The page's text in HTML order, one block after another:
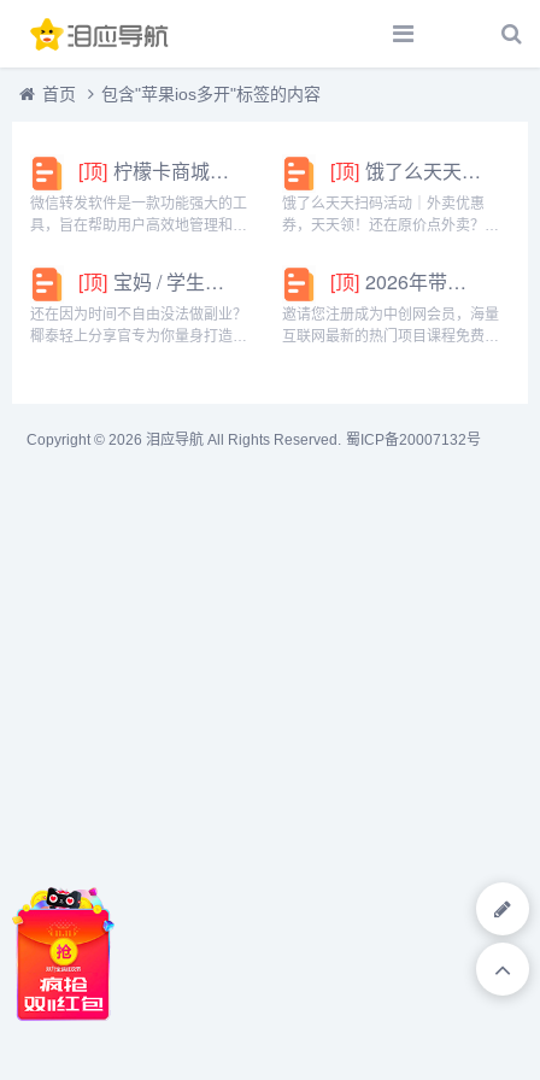
首页 包含"苹果ios多开"标签的内容
[顶] 柠檬卡商城24h自动发卡平台虚拟商品激活码自助购买商城
微信转发软件是一款功能强大的工
具，旨在帮助用户高效地管理和操
能，包括一键转发、朋友圈转发和
微信抢红包等。一键转发软件使得
用户可以轻松地将消息、图片或其
他内容快速转发给多个...
[顶] 饿了么天天扫码活动｜外卖优惠券，天天领！
饿了么天天扫码活动｜外卖优惠
券，天天领！还在原价点外卖？你
码活动」，用微信扫一扫，就能领
外卖专属优惠券，先领券再下单，
省钱更划算！优惠覆盖全场景早餐
汉堡、午餐快餐、晚餐炸...
[顶] 宝妈 / 学生党看过来！椰泰轻上分享官，时间自由，在家也能赚
还在因为时间不自由没法做副业？
椰泰轻上分享官专为你量身打造！
娃间隙、下课碎片、睡...
[顶] 2026年带你闷声赚大钱，轻松月赚1000+
邀请您注册成为中创网会员，海量
互联网最新的热门项目课程免费学
创网（赚现金）h...
Copyright © 2026 泪应导航 All Rights Reserved. 蜀ICP备20007132号